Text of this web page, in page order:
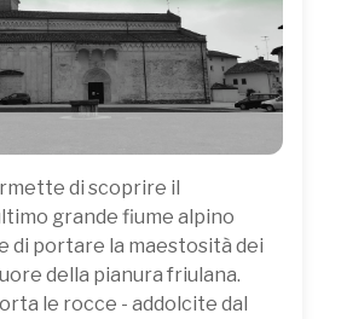
di scoprire il
grande fiume alpino
di portare la maestosità dei
della pianura friulana.
le rocce - addolcite dal